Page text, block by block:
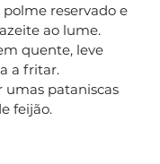
reservado e
ao lume.
quente, leve
a fritar.
umas pataniscas
feijão.